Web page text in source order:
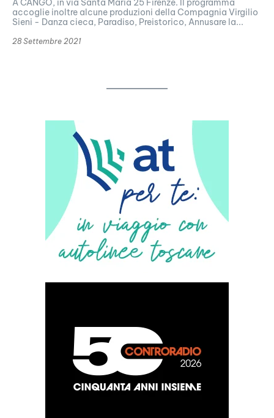
A CANGO, in via Santa Maria 25 Firenze. Il programma
accoglie inoltre alcune produzioni della Compagnia Virgilio
Sieni - Danza cieca, Paradiso, Preistorico, Annusare la...
28 Settembre 2021